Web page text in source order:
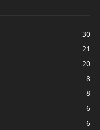
30
21
20
8
8
6
6